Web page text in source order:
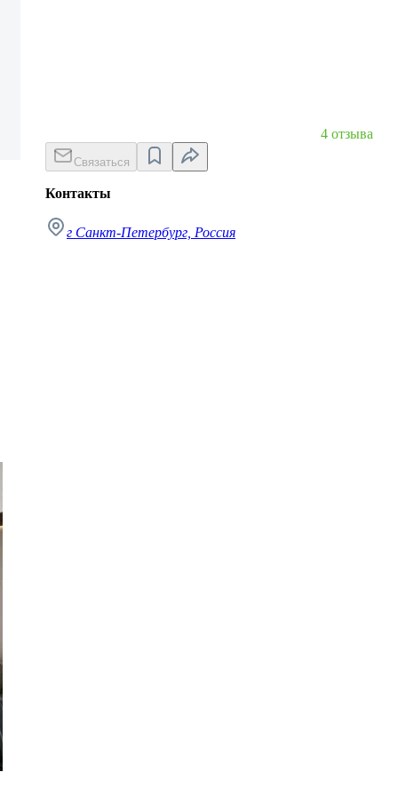
4 отзыва
Связаться
Контакты
г Санкт-Петербург, Россия